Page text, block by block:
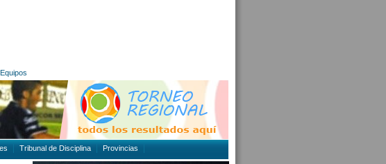
Equipos
Tribunal de Disciplina Provincias